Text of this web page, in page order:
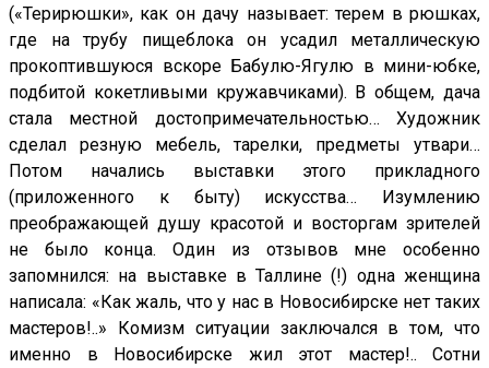
(«Терирюшки», как он дачу называет: терем в рюшках,
где на трубу пищеблока он усадил металлическую
прокоптившуюся вскоре Бабулю-Ягулю в мини-юбке,
подбитой кокетливыми кружавчиками). В общем, дача
стала местной достопримечательностью… Художник
сделал резную мебель, тарелки, предметы утвари…
Потом начались выставки этого прикладного
(приложенного к быту) искусства… Изумлению
преображающей душу красотой и восторгам зрителей
не было конца. Один из отзывов мне особенно
запомнился: на выставке в Таллине (!) одна женщина
написала: «Как жаль, что у нас в Новосибирске нет таких
мастеров!..» Комизм ситуации заключался в том, что
именно в Новосибирске жил этот мастер!.. Сотни